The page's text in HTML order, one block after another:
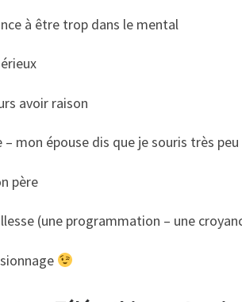
à être trop dans le mental
avoir raison
– mon épouse dis que je souris très
père
(une programmation – une